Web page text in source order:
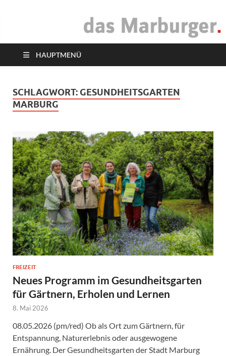
das Marburger.
HAUPTMENÜ
SCHLAGWORT: GESUNDHEITSGARTEN
MARBURG
FREIZEIT
Neues Programm im Gesundheitsgarten
für Gärtnern, Erholen und Lernen
8. Mai 2026
08.05.2026 (pm/red) Ob als Ort zum Gärtnern, für
Entspannung, Naturerlebnis oder ausgewogene
Ernährung. Der Gesundheitsgarten der Stadt Marburg